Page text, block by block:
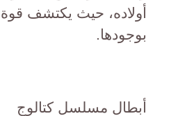
أولاده، حيث يكتشف
بوجودها.
أبطال مسلسل كتالوج